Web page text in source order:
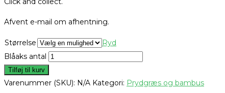
Afvent e-mail om afhentning.
Størrelse
Ryd
Blåaks antal
Tilføj til kurv
Varenummer (SKU): N/A Kategori: Prydgræs og bambus